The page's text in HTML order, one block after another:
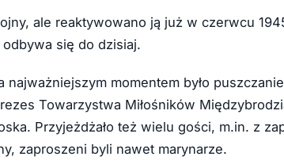
ale reaktywowano ją już w czerwcu
się do dzisiaj.
najważniejszym momentem było
Towarzystwa Miłośników
Przyjeżdżało też wielu gości, m.in. z
zaproszeni byli nawet marynarze.